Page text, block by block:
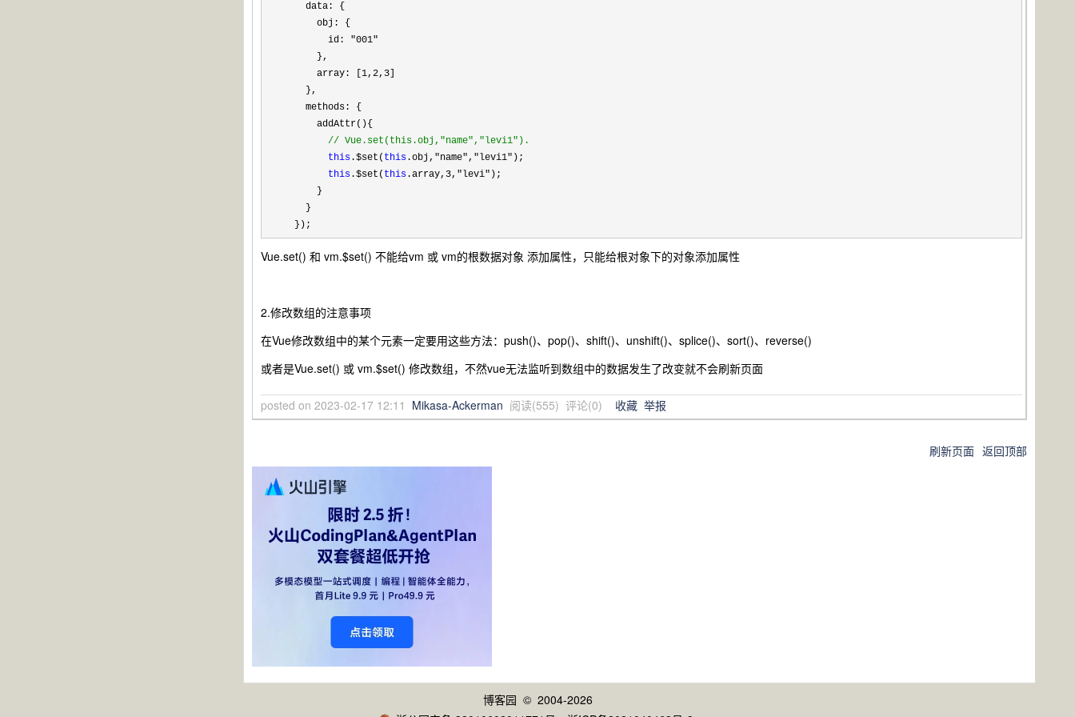
    data: {
      obj: {
        id:
"001"
      },
      array: [
1,2,3
    },
    methods: {
      addAttr(){
// Vue.set(this.obj,"name","levi1").
this .$set( this .obj,"name","levi1" );
this .$set( this .array,3,"levi" );
      }
    }
  });
Vue.set() 和 vm.$set() 不能给vm 或 vm的根数据对象 添加属性，只能给根对象下的对象添加属性
2.修改数组的注意事项
在Vue修改数组中的某个元素一定要用这些方法：push()、pop()、shift()、unshift()、splice()、sort()、reverse()
或者是Vue.set() 或 vm.$set() 修改数组，不然vue无法监听到数组中的数据发生了改变就不会刷新页面
posted on 2023-02-17 12:11 Mikasa-Ackerman 阅读(555) 评论(0) 收藏 举报
刷新页面 返回顶部
博客园 © 2004-2026